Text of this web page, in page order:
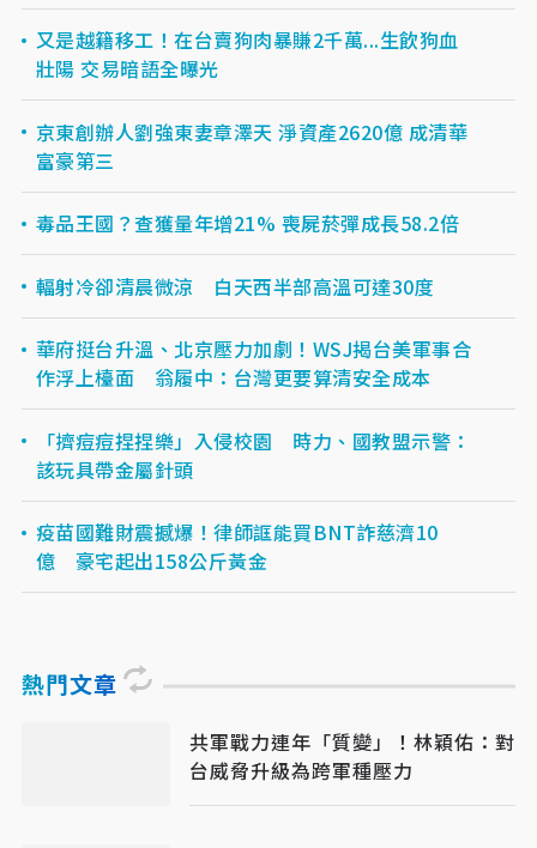
又是越籍移工！在台賣狗肉暴賺2千萬...生飲狗血
壯陽 交易暗語全曝光
京東創辦人劉強東妻章澤天 淨資產2620億 成清華
富豪第三
毒品王國？查獲量年增21% 喪屍菸彈成長58.2倍
輻射冷卻清晨微涼 白天西半部高溫可達30度
華府挺台升溫、北京壓力加劇！WSJ揭台美軍事合
作浮上檯面 翁履中：台灣更要算清安全成本
「擠痘痘捏捏樂」入侵校園 時力、國教盟示警：
該玩具帶金屬針頭
疫苗國難財震撼爆！律師誆能買BNT詐慈濟10
億 豪宅起出158公斤黃金
熱門文章
共軍戰力連年「質變」！林穎佑：對
台威脅升級為跨軍種壓力